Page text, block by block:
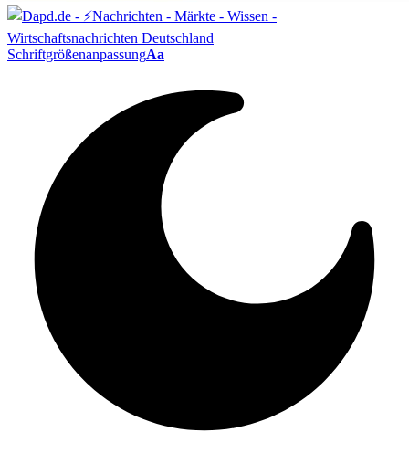
SchriftgrößenanpassungAa